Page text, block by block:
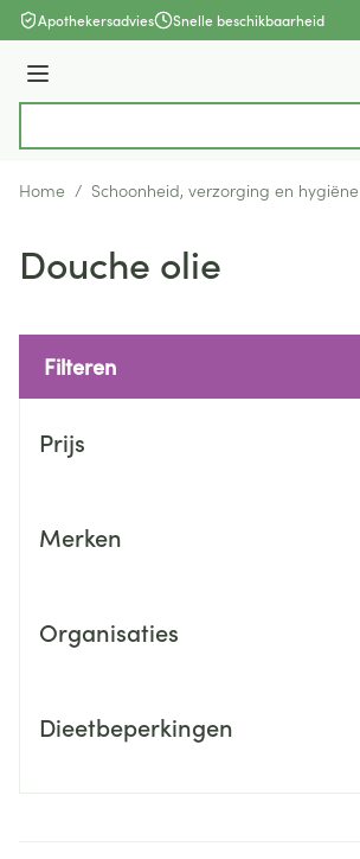
Ga naar de inhoud
Apothekersadvies Snelle beschikbaarheid
Menu
Home / Schoonheid, verzorging en hygiëne
Douche olie
Filteren
Prijs
Merken
Organisaties
Dieetbeperkingen